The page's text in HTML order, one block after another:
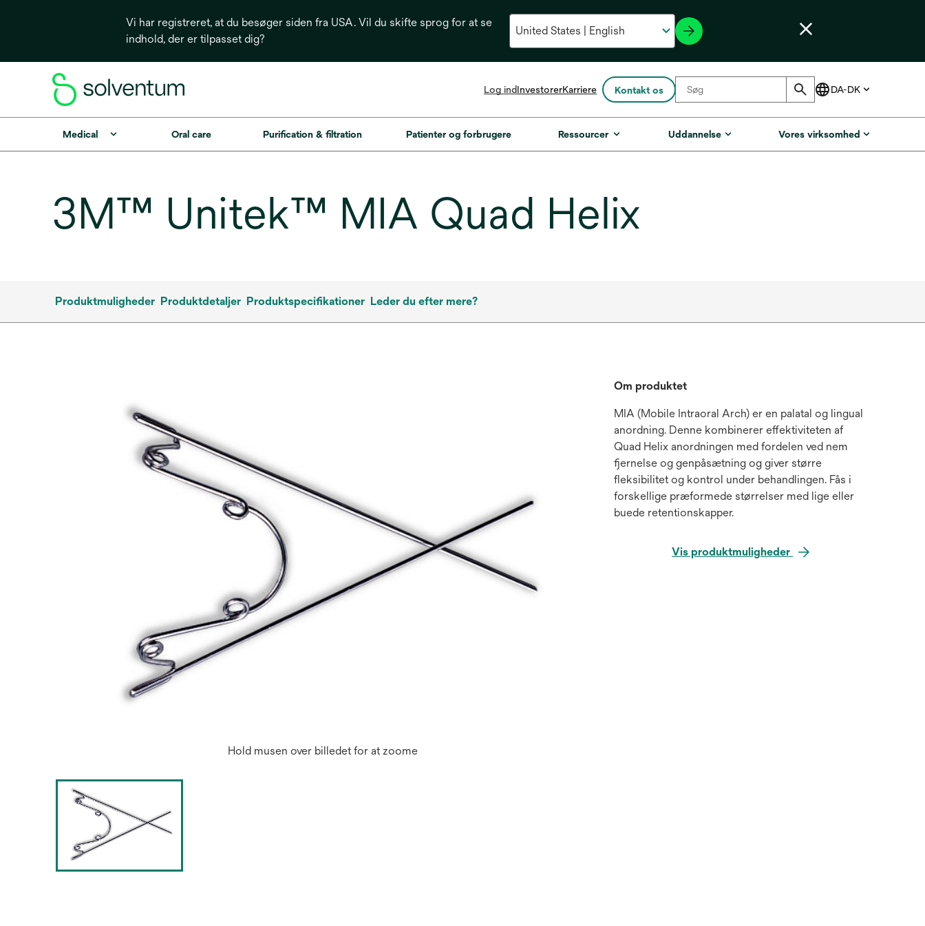
Vi har registreret, at du besøger siden fra USA. Vil du skifte sprog for at se
indhold, der er tilpasset dig?
Log indInvestoreropens
a
new
Karriere Kontakt os
Medical Oral care Purification & filtration Patienter og forbrugere Ressourcer Uddannelse Vores virksomhed
3M™ Unitek™ MIA Quad Helix
Produktmuligheder Produktdetaljer Produktspecifikationer Leder du efter mere?
Hold musen over billedet for at zoome
Om produktet
MIA (Mobile Intraoral Arch) er en palatal og lingual
anordning. Denne kombinerer effektiviteten af
Quad Helix anordningen med fordelen ved nem
fjernelse og genpåsætning og giver større
fleksibilitet og kontrol under behandlingen. Fås i
forskellige præformede størrelser med lige eller
buede retentionskapper.
Vis produktmuligheder